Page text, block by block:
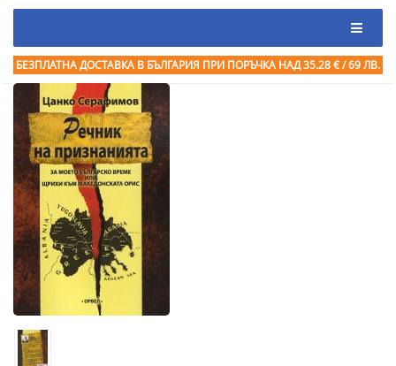
БЕЗПЛАТНА ДОСТАВКА В БЪЛГАРИЯ ПРИ ПОРЪЧКА НАД 35.28 € / 69 ЛВ.